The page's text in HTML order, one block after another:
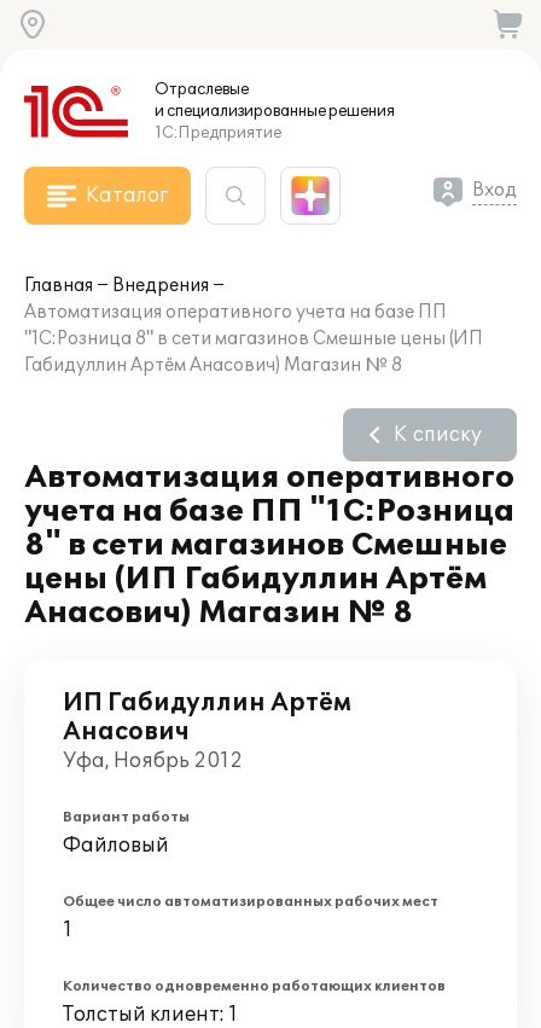
Отраслевые
и специализированныерешения
1С:Предприятие
Каталог Вход
Главная
Внедрения
Автоматизация оперативного учета на базе ПП
"1C:Розница 8" в сети магазинов Смешные цены (ИП
Габидуллин Артём Анасович) Магазин № 8
Автоматизация оперативного
учета на базе ПП "1C:Розница
8" в сети магазинов Смешные
цены (ИП Габидуллин Артём
Анасович) Магазин № 8
К списку
ИП Габидуллин Артём
Анасович
Уфа, Ноябрь 2012
Вариант работы
Файловый
Общее число автоматизированных рабочих мест
1
Количество одновременно работающих клиентов
Толстый клиент: 1